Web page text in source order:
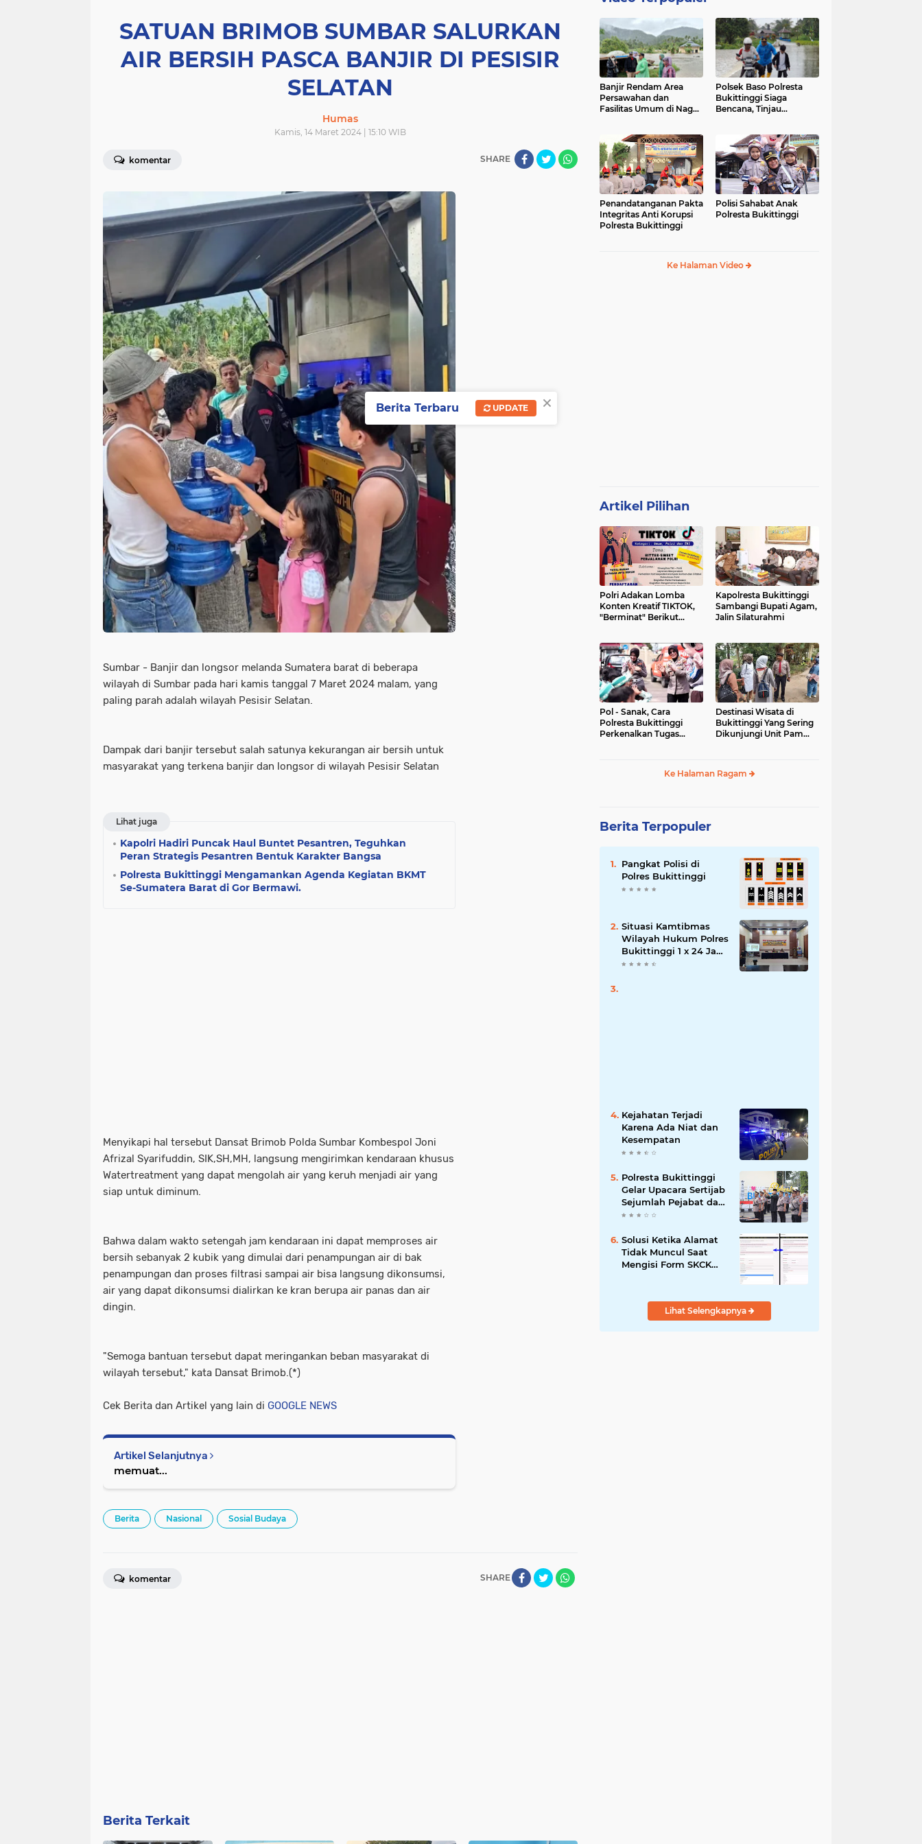
SATUAN BRIMOB SUMBAR SALURKAN
AIR BERSIH PASCA BANJIR DI PESISIR
SELATAN
Humas
Kamis, 14 Maret 2024 | 15:10 WIB
komentar SHARE
Sumbar - Banjir dan longsor melanda Sumatera barat di beberapa
wilayah di Sumbar pada hari kamis tanggal 7 Maret 2024 malam, yang
paling parah adalah wilayah Pesisir Selatan.
Dampak dari banjir tersebut salah satunya kekurangan air bersih untuk
masyarakat yang terkena banjir dan longsor di wilayah Pesisir Selatan
Lihat juga
Kapolri Hadiri Puncak Haul Buntet Pesantren, Teguhkan
Peran Strategis Pesantren Bentuk Karakter Bangsa
Polresta Bukittinggi Mengamankan Agenda Kegiatan BKMT
Se-Sumatera Barat di Gor Bermawi.
Menyikapi hal tersebut Dansat Brimob Polda Sumbar Kombespol Joni
Afrizal Syarifuddin, SIK,SH,MH, langsung mengirimkan kendaraan khusus
Watertreatment yang dapat mengolah air yang keruh menjadi air yang
siap untuk diminum.
Bahwa dalam wakto setengah jam kendaraan ini dapat memproses air
bersih sebanyak 2 kubik yang dimulai dari penampungan air di bak
penampungan dan proses filtrasi sampai air bisa langsung dikonsumsi,
air yang dapat dikonsumsi dialirkan ke kran berupa air panas dan air
dingin.
"Semoga bantuan tersebut dapat meringankan beban masyarakat di
wilayah tersebut," kata Dansat Brimob.(*)
Cek Berita dan Artikel yang lain di GOOGLE NEWS
Artikel Selanjutnya
memuat...
Berita Nasional Sosial Budaya
SHARE
komentar
Berita Terkait
Banjir Rendam Area
Persawahan dan
Fasilitas Umum di Nagari
Polsek Baso Polresta
Bukittinggi Siaga
Bencana, Tinjau
Penandatanganan Pakta
Integritas Anti Korupsi
Polresta Bukittinggi
Polisi Sahabat Anak
Polresta Bukittinggi
Ke Halaman Video
Artikel Pilihan
Polri Adakan Lomba
Konten Kreatif TIKTOK,
"Berminat" Berikut
Kapolresta Bukittinggi
Sambangi Bupati Agam,
Jalin Silaturahmi
Pol - Sanak, Cara
Polresta Bukittinggi
Perkenalkan Tugas
Destinasi Wisata di
Bukittinggi Yang Sering
Dikunjungi Unit Pam
Ke Halaman Ragam
Berita Terpopuler
Pangkat Polisi di
Polres Bukittinggi
Situasi Kamtibmas
Wilayah Hukum Polres
Bukittinggi 1 x 24 Jam
Senin 27 Juni 2022
Kejahatan Terjadi
Karena Ada Niat dan
Kesempatan
Polresta Bukittinggi
Gelar Upacara Sertijab
Sejumlah Pejabat dan
laporan Kenaikan
Solusi Ketika Alamat
Tidak Muncul Saat
Mengisi Form SKCK
Lihat Selengkapnya
×
Berita Terbaru UPDATE